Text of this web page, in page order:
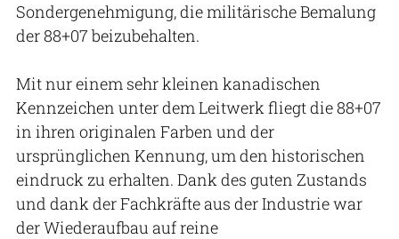
Sondergenehmigung, die militärische Bemalung
der 88+07 beizubehalten.
Mit nur einem sehr kleinen kanadischen
Kennzeichen unter dem Leitwerk fliegt die 88+07
in ihren originalen Farben und der
ursprünglichen Kennung, um den historischen
eindruck zu erhalten. Dank des guten Zustands
und dank der Fachkräfte aus der Industrie war
der Wiederaufbau auf reine